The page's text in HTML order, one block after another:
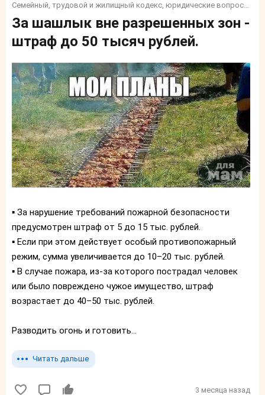
За шашлык вне разрешенных зон -
штраф до 50 тысяч рублей.
▪️ За нарушение требований пожарной безопасности
предусмотрен штраф от 5 до 15 тыс. рублей.
▪️ Если при этом действует особый противопожарный
режим, сумма увеличивается до 10–20 тыс. рублей.
▪️ В случае пожара, из-за которого пострадал человек
или было повреждено чужое имущество, штраф
возрастает до 40–50 тыс. рублей.
Разводить огонь и готовить...
Читать дальше
3 месяца назад